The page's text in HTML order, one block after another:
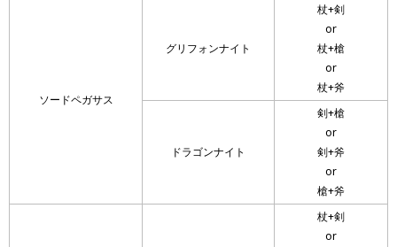
ソードペガサス
グリフォンナイト
杖+剣
or
杖+槍
or
杖+斧
ドラゴンナイト
剣+槍
or
剣+斧
or
槍+斧
杖+剣
or